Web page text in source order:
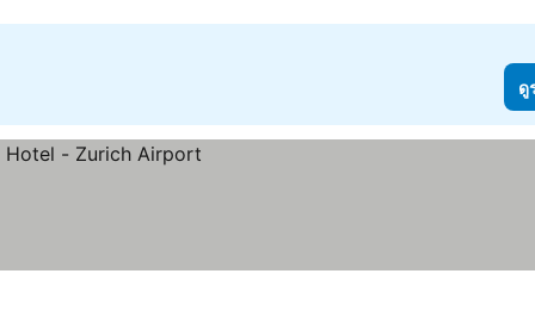
ดู